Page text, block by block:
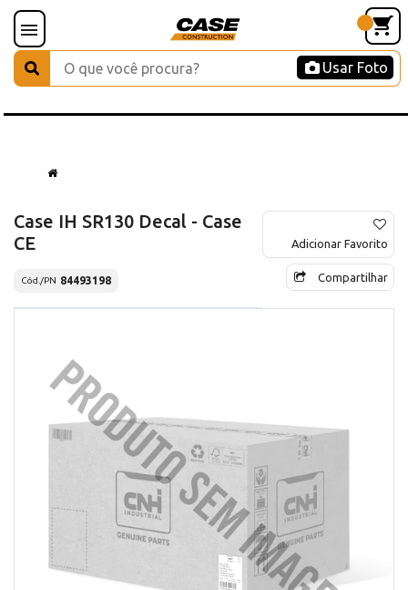
Usar Foto
Case IH SR130 Decal - Case
CE
Cód./PN 84493198
Adicionar Favorito
Compartilhar